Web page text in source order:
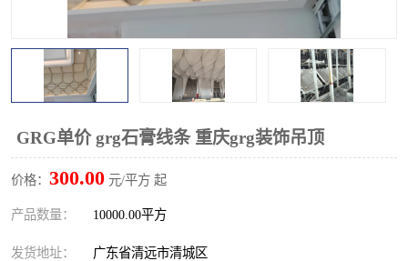
GRG单价 grg石膏线条 重庆grg装饰吊顶
价格： 300.00 元/平方 起
产品数量： 10000.00平方
发货地址： 广东省清远市清城区